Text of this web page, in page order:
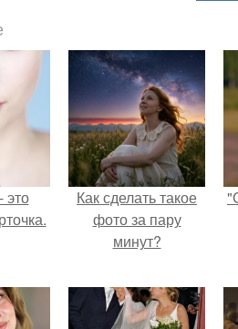
Как сделать такое
фото за пару
минут?